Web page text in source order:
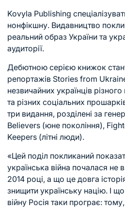
Kovyla Publishing
нонфікшну. Видавництво
реальний образ України та
аудиторії.
Дебютною серією книжок
репортажів Stories from
незвичайних українців різного
та різних соціальних
три видання, розділені за
Believers (юне покоління),
Keepers (літні люди).
«Цей поділ покликаний
українська війна почалася не
2014 році, а що це довга
знищити українську націю. І
війну Росія таки програє: